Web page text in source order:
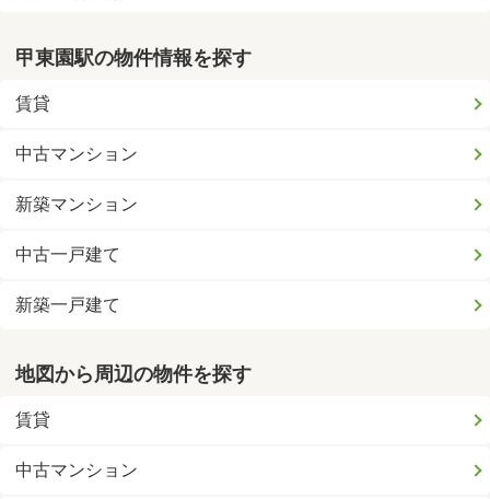
甲東園駅の物件情報を探す
賃貸
中古マンション
新築マンション
中古一戸建て
新築一戸建て
地図から周辺の物件を探す
賃貸
中古マンション